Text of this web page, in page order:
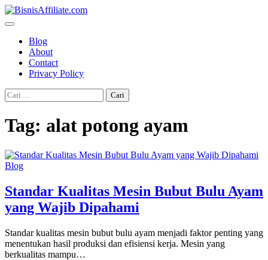
Skip
to
Blog
About
Contact
Privacy Policy
Cari
untuk:
Tag: alat potong ayam
Blog
Standar Kualitas Mesin Bubut Bulu Ayam
yang Wajib Dipahami
Standar kualitas mesin bubut bulu ayam menjadi faktor penting yang
menentukan hasil produksi dan efisiensi kerja. Mesin yang
berkualitas mampu…